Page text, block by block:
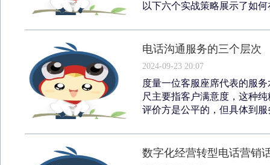
以下六个实战策略展示了如
电话沟通服务的三个层次
2024-09-23 20:07
度量一位客服座席代表的服
尺主要指客户满意度，这种
评价方是公平的，但具体到
数字化经营转型电话营销